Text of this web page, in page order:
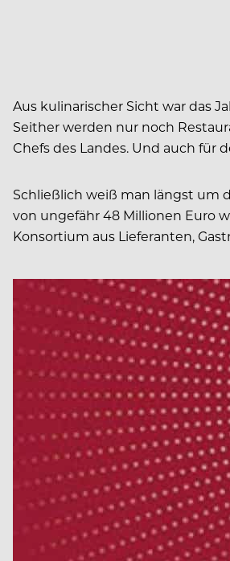
Aus kulinarischer Sicht war das
Seither werden nur noch
Chefs des Landes. Und auch für
Schließlich weiß man längst um
von ungefähr 48 Millionen Euro
Konsortium aus Lieferanten,